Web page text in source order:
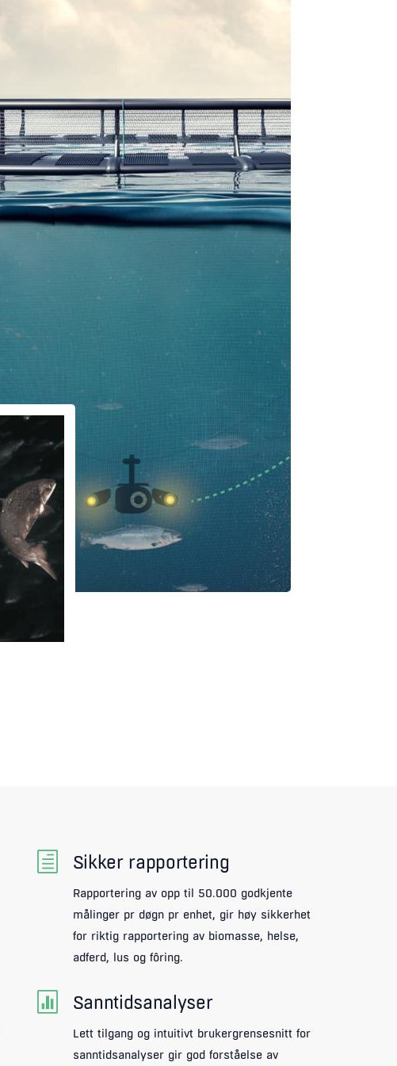
h Sikker rapportering
Rapportering av opp til 50.000 godkjente
målinger pr døgn pr enhet, gir høy sikkerhet
for riktig rapportering av biomasse, helse,
adferd, lus og fôring.
 Sanntidsanalyser
Lett tilgang og intuitivt brukergrensesnitt for
sanntidsanalyser gir god forståelse av